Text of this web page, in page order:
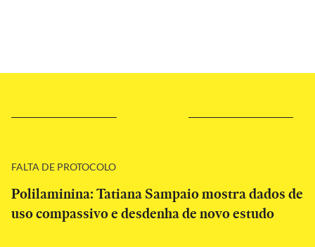
FALTA DE PROTOCOLO
Polilaminina: Tatiana Sampaio mostra dados de
uso compassivo e desdenha de novo estudo